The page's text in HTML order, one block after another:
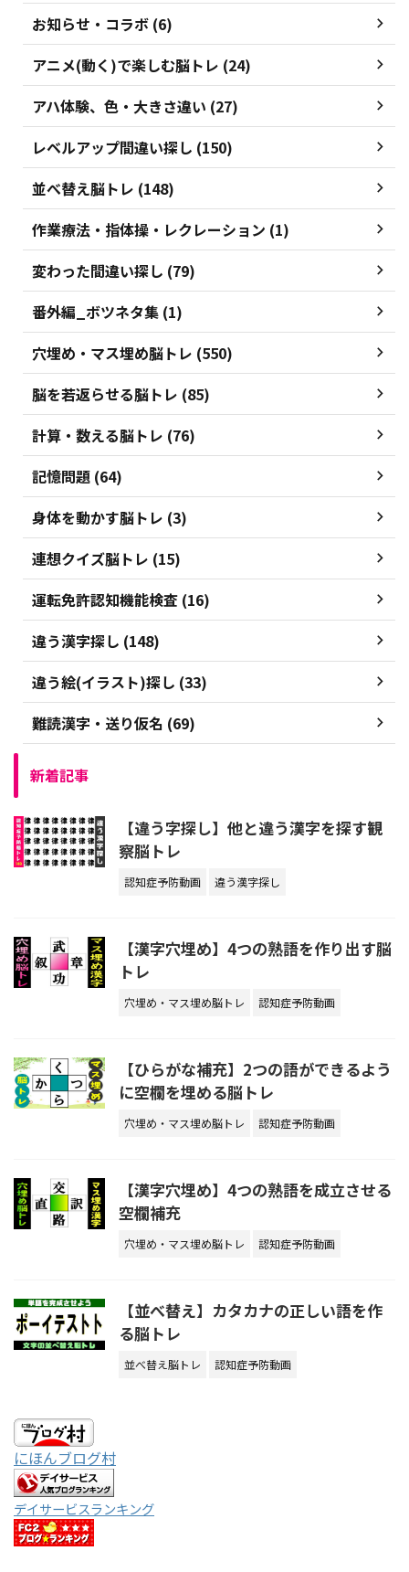
お知らせ・コラボ (6)
アニメ(動く)で楽しむ脳トレ (24)
アハ体験、色・大きさ違い (27)
レベルアップ間違い探し (150)
並べ替え脳トレ (148)
作業療法・指体操・レクレーション (1)
変わった間違い探し (79)
番外編_ボツネタ集 (1)
穴埋め・マス埋め脳トレ (550)
脳を若返らせる脳トレ (85)
計算・数える脳トレ (76)
記憶問題 (64)
身体を動かす脳トレ (3)
連想クイズ脳トレ (15)
運転免許認知機能検査 (16)
違う漢字探し (148)
違う絵(イラスト)探し (33)
難読漢字・送り仮名 (69)
新着記事
【違う字探し】他と違う漢字を探す観
察脳トレ
認知症予防動画 違う漢字探し
【漢字穴埋め】4つの熟語を作り出す脳
トレ
穴埋め・マス埋め脳トレ 認知症予防動画
【ひらがな補充】2つの語ができるよう
に空欄を埋める脳トレ
穴埋め・マス埋め脳トレ 認知症予防動画
【漢字穴埋め】4つの熟語を成立させる
空欄補充
穴埋め・マス埋め脳トレ 認知症予防動画
【並べ替え】カタカナの正しい語を作
る脳トレ
並べ替え脳トレ 認知症予防動画
にほんブログ村
デイサービスランキング